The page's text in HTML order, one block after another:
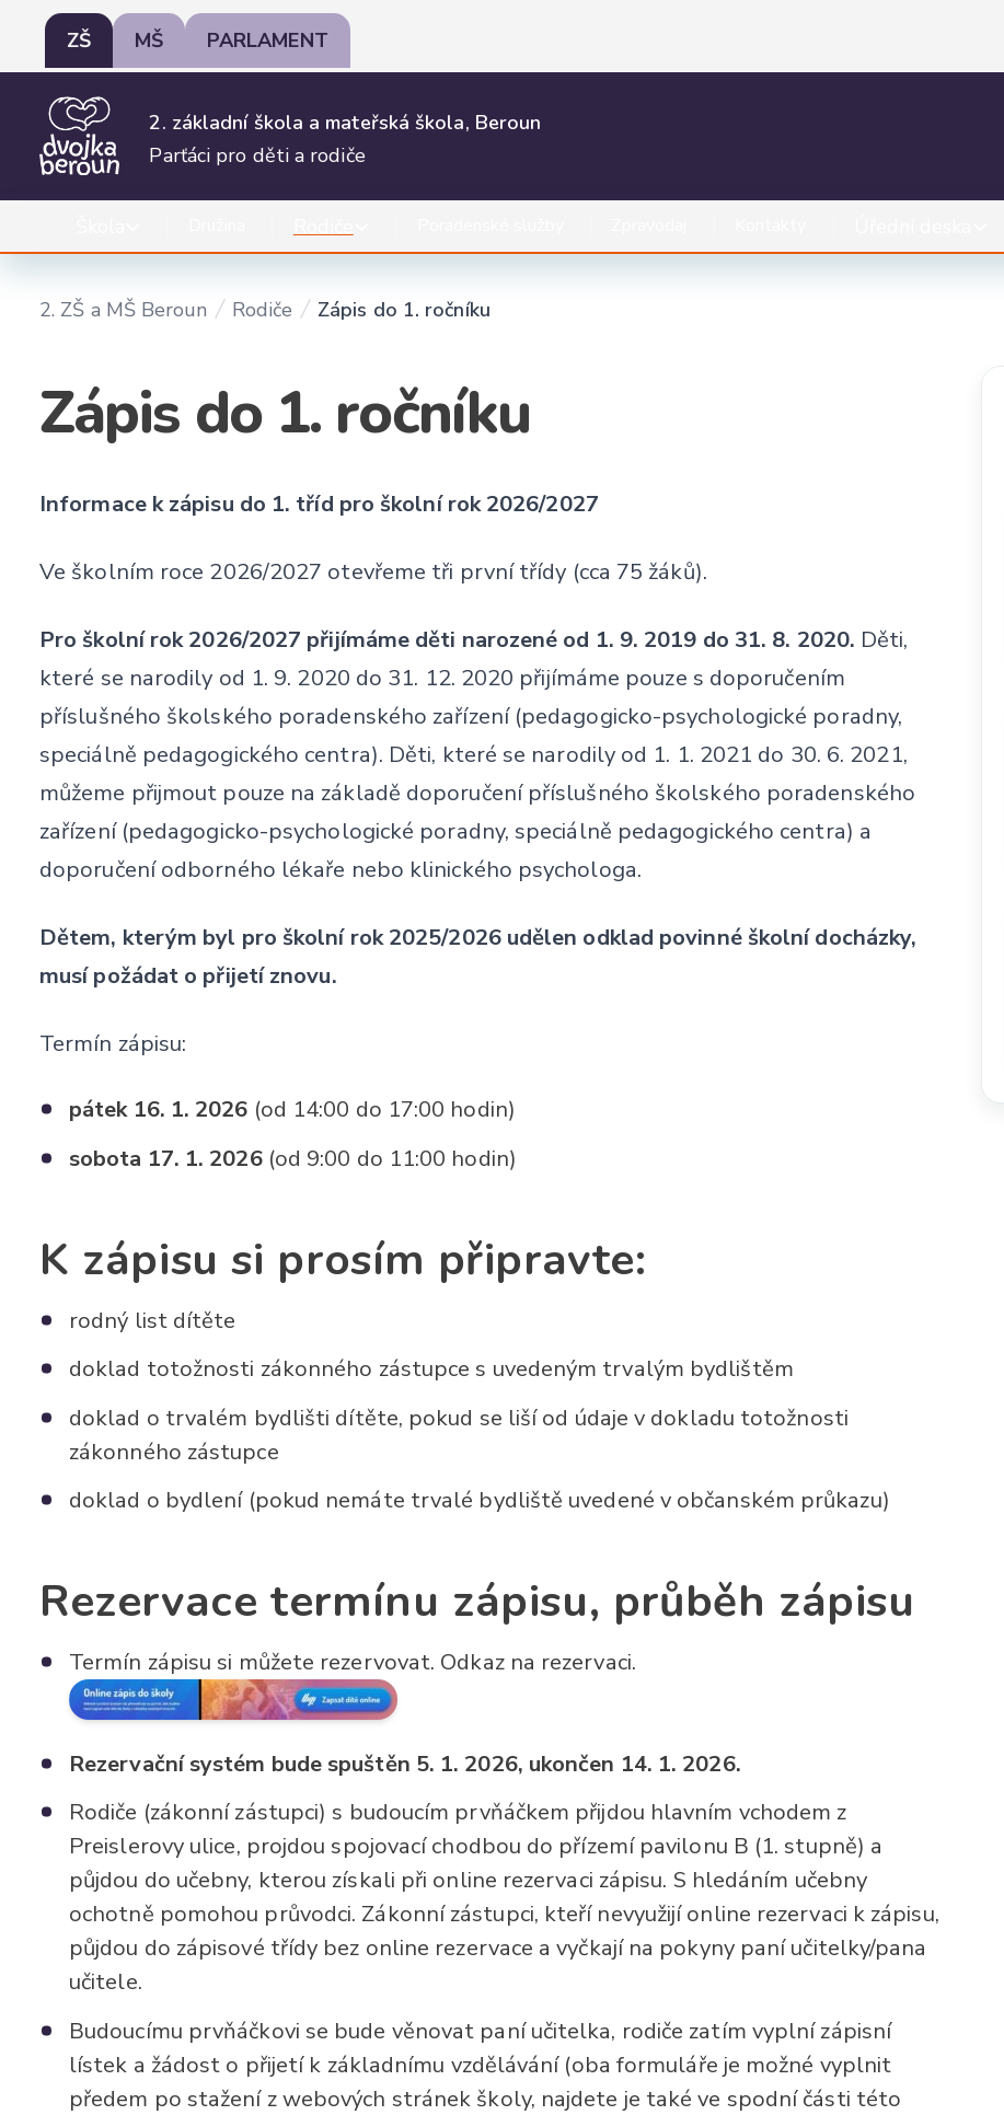
ZŠ MŠ PARLAMENT
2. základní škola a mateřská škola, Beroun
Parťáci pro děti a rodiče
2. ZŠ a MŠ Beroun Rodiče Zápis do 1. ročníku
Zápis do 1. ročníku
Informace k zápisu do 1. tříd pro školní rok 2026/2027
Ve školním roce 2026/2027 otevřeme tři první třídy (cca 75 žáků).
Pro školní rok 2026/2027 přijímáme děti narozené od 1. 9. 2019 do 31. 8. 2020. Děti,
které se narodily od 1. 9. 2020 do 31. 12. 2020 přijímáme pouze s doporučením
příslušného školského poradenského zařízení (pedagogicko-psychologické poradny,
speciálně pedagogického centra). Děti, které se narodily od 1. 1. 2021 do 30. 6. 2021,
můžeme přijmout pouze na základě doporučení příslušného školského poradenského
zařízení (pedagogicko-psychologické poradny, speciálně pedagogického centra) a
doporučení odborného lékaře nebo klinického psychologa.
Dětem, kterým byl pro školní rok 2025/2026 udělen odklad povinné školní docházky,
musí požádat o přijetí znovu.
Termín zápisu:
pátek 16. 1. 2026 (od 14:00 do 17:00 hodin)
sobota 17. 1. 2026(od 9:00 do 11:00 hodin)
K zápisu si prosím připravte:
rodný list dítěte
doklad totožnosti zákonného zástupce s uvedeným trvalým bydlištěm
doklad o trvalém bydlišti dítěte, pokud se liší od údaje v dokladu totožnosti
zákonného zástupce
doklad o bydlení (pokud nemáte trvalé bydliště uvedené v občanském průkazu)
Rezervace termínu zápisu, průběh zápisu
Termín zápisu si můžete rezervovat. Odkaz na rezervaci.
Rezervační systém bude spuštěn 5. 1. 2026, ukončen 14. 1. 2026.
Rodiče (zákonní zástupci) s budoucím prvňáčkem přijdou hlavním vchodem z
Preislerovy ulice, projdou spojovací chodbou do přízemí pavilonu B (1. stupně) a
půjdou do učebny, kterou získali při online rezervaci zápisu. S hledáním učebny
ochotně pomohou průvodci. Zákonní zástupci, kteří nevyužijí online rezervaci k zápisu,
půjdou do zápisové třídy bez online rezervace a vyčkají na pokyny paní učitelky/pana
učitele.
Budoucímu prvňáčkovi se bude věnovat paní učitelka, rodiče zatím vyplní zápisní
lístek a žádost o přijetí k základnímu vzdělávání (oba formuláře je možné vyplnit
předem po stažení z webových stránek školy, najdete je také ve spodní části této